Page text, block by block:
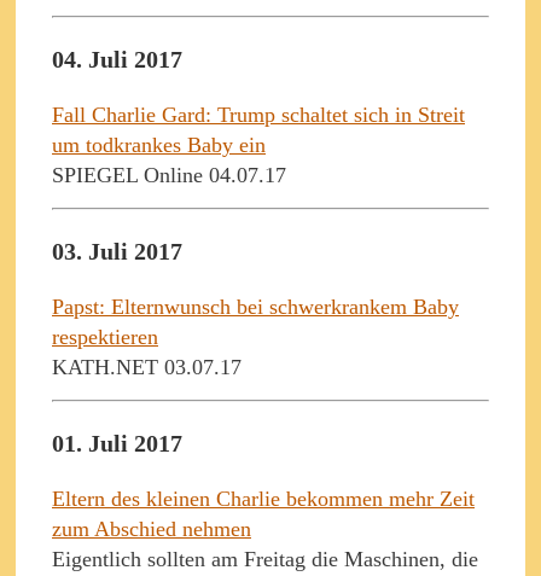
04. Juli 2017
Fall Charlie Gard: Trump schaltet sich in Streit
um todkrankes Baby ein
SPIEGEL Online 04.07.17
03. Juli 2017
Papst: Elternwunsch bei schwerkrankem Baby
respektieren
KATH.NET 03.07.17
01. Juli 2017
Eltern des kleinen Charlie bekommen mehr Zeit
zum Abschied nehmen
Eigentlich sollten am Freitag die Maschinen, die